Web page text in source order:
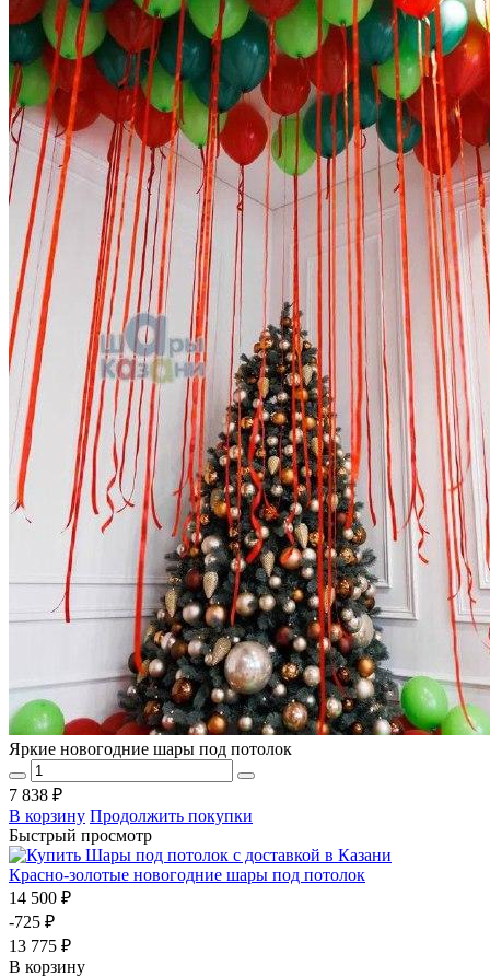
Яркие новогодние шары под потолок
7 838 ₽
В корзину Продолжить покупки
Быстрый просмотр
Красно-золотые новогодние шары под потолок
14 500 ₽
-725 ₽
13 775 ₽
В корзину